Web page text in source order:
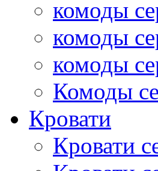
комоды
комоды
комоды
Комоды
Кровати
Кровати